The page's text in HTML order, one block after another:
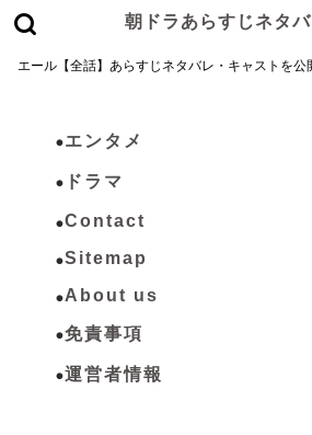
朝ドラあらすじネタ
エール【全話】あらすじネタバレ・キャストを公
エンタメ
ドラマ
Contact
Sitemap
About us
免責事項
運営者情報